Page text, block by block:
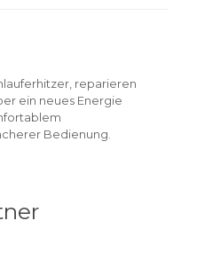
reparieren
ein neues Energie
Bedienung.